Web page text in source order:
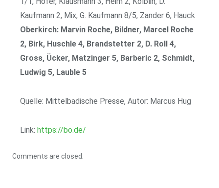
Kaufmann 2, Mix, G. Kaufmann 8/5, Zander 6, Hauck
Oberkirch: Marvin Roche, Bildner, Marcel Roche
2, Birk, Huschle 4, Brandstetter 2, D. Roll 4,
Gross, Ücker, Matzinger 5, Barberic 2, Schmidt,
Ludwig 5, Lauble 5
Quelle: Mittelbadische Presse, Autor: Marcus Hug
Link: https://bo.de/
Comments are closed.